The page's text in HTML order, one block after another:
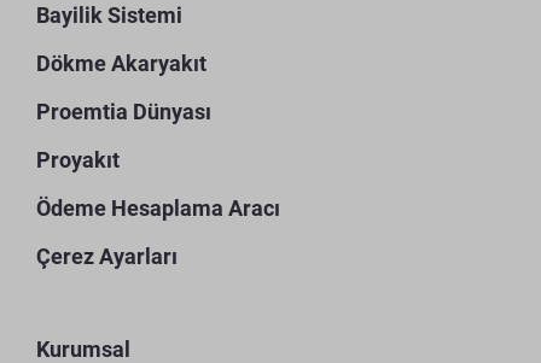
Bayilik Sistemi
Dökme Akaryakıt
Proemtia Dünyası
Proyakıt
Ödeme Hesaplama Aracı
Çerez Ayarları
Kurumsal